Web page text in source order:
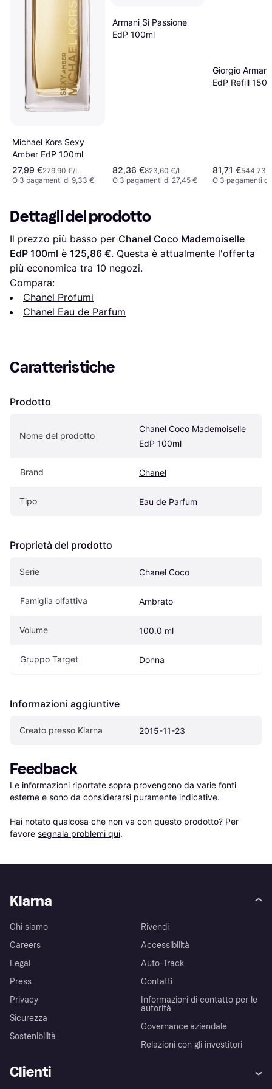
Michael Kors Sexy
Amber EdP 100ml
27,99 €279,90 €/L
O 3 pagamenti di 9,33 €
Armani Sì Passione
EdP 100ml
82,36 €823,60 €/L
O 3 pagamenti di 27,45 €
Giorgio
EdP Refill
81,71 €544,73
O 3 pagamenti di
Dettagli del prodotto
Il prezzo più basso per Chanel Coco Mademoiselle
EdP 100ml è 125,86 €. Questa è attualmente l'offerta
più economica tra 10 negozi.
Compara:
Chanel Profumi
Chanel Eau de Parfum
Caratteristiche
Prodotto
Nome del prodotto
Chanel Coco Mademoiselle
EdP 100ml
Brand Chanel
Tipo Eau de Parfum
Proprietà del prodotto
Serie Chanel Coco
Famiglia olfattiva Ambrato
Volume 100.0 ml
Gruppo Target Donna
Informazioni aggiuntive
Creato presso Klarna 2015-11-23
Feedback
Le informazioni riportate sopra provengono da varie fonti
esterne e sono da considerarsi puramente indicative.
Hai notato qualcosa che non va con questo prodotto? Per
favore segnala problemi qui.
Klarna
Chi siamo
Careers
Legal
Press
Privacy
Sicurezza
Sostenibilità
Rivendi
Accessibilità
Auto-Track
Contatti
Informazioni di contatto per le
autorità
Governance aziendale
Relazioni con gli investitori
Clienti